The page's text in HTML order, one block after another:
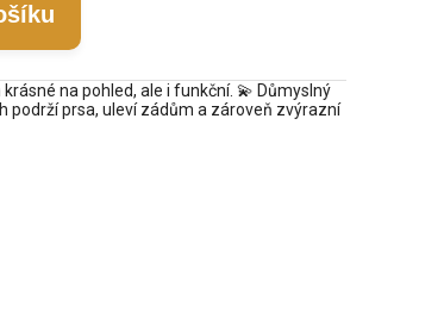
na pohled, ale i funkční. 💫 Důmyslný
podrží prsa, uleví zádům a zároveň zvýrazní